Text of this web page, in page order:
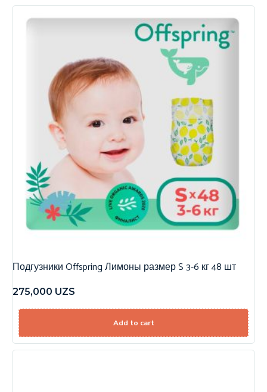
Подгузники Offspring Лимоны размер S 3-6 кг 48 шт
275,000 UZS
Add to cart